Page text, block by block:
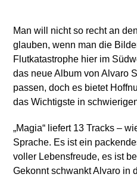
Man will nicht so recht an
glauben, wenn man die
Flutkatastrophe hier im
das neue Album von Alvaro
passen, doch es bietet
das Wichtigste in
„Magia“ liefert 13 Tracks –
Sprache. Es ist ein
voller Lebensfreude, es ist
Gekonnt schwankt Alvaro in